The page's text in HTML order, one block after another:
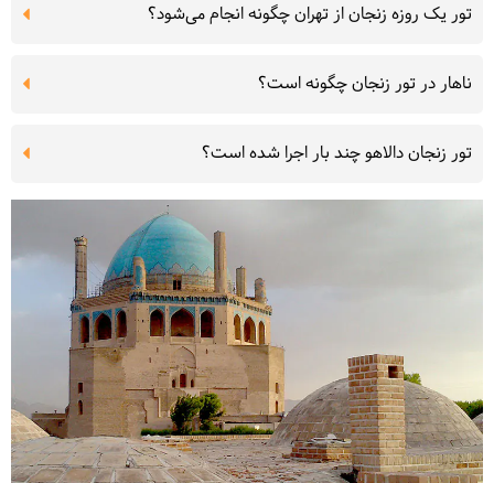
تور یک روزه زنجان از تهران چگونه انجام می‌شود؟
ناهار در تور زنجان چگونه است؟
تور زنجان دالاهو چند بار اجرا شده است؟